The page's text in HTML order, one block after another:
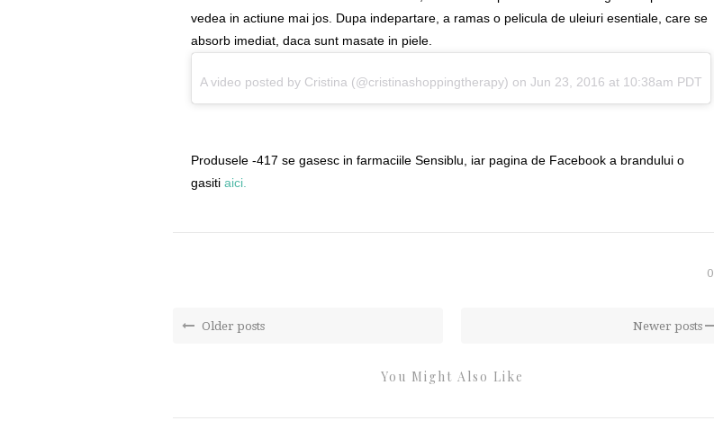
vedea in actiune mai jos. Dupa indepartare, a ramas o pelicula de uleiuri esentiale, care se
absorb imediat , daca sunt masate in piele.
A video posted by Cristina (@cristinashoppingtherapy) onJun 23, 2016 at 10:38am PDT
Produsele -417 se gasesc in farmaciile Sensiblu, iar pagina de Facebook a brandului o
gasiti aici.
0
Older posts Newer posts
You Might Also Like